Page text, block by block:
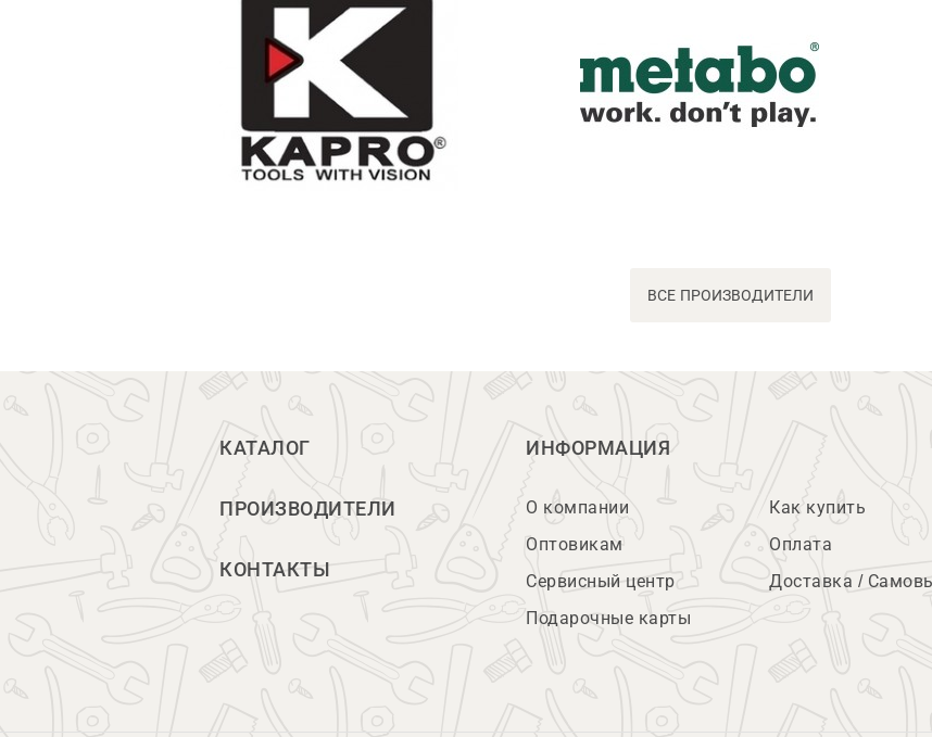
ВСЕ ПРОИЗВОДИТЕЛИ
КАТАЛОГ
ПРОИЗВОДИТЕЛИ
КОНТАКТЫ
ИНФОРМАЦИЯ
О компании
Оптовикам
Сервисный центр
Подарочные карты
Как купить
Оплата
Доставка /